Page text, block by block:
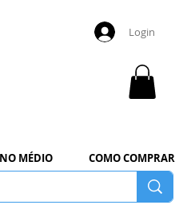
Login
MÉDIO COMO COMPRAR